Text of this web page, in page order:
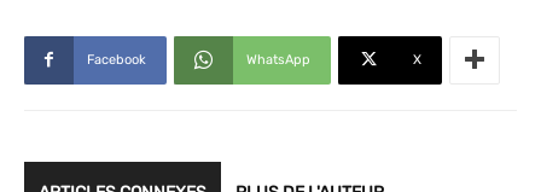
Facebook WhatsApp X